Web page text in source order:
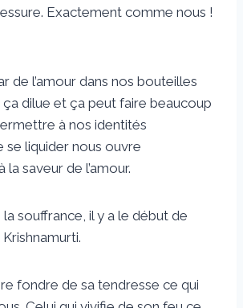
Exactement comme nous !
de l’amour dans nos bouteilles
ça dilue et ça peut faire beaucoup
à nos identités
se liquider nous ouvre
la saveur de l’amour.
la souffrance, il y a le début de
Krishnamurti.
fondre de sa tendresse ce qui